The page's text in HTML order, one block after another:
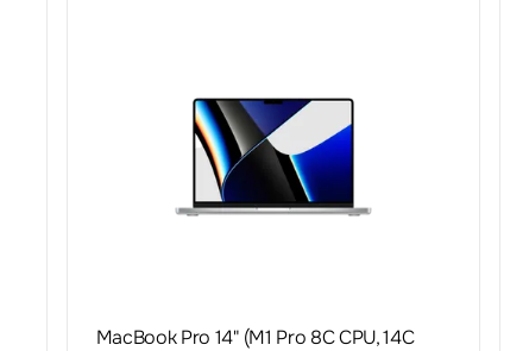
MacBook Pro 14" (M1 Pro 8C CPU, 14C